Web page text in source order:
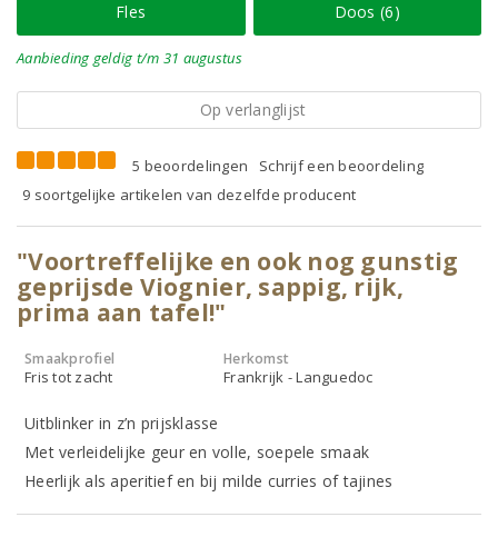
Fles Doos (6)
Aanbieding geldig t/m 31 augustus
Op verlanglijst
5 beoordelingen
Schrijf een beoordeling
9 soortgelijke artikelen van dezelfde producent
"Voortreffelijke en ook nog gunstig
geprijsde Viognier, sappig, rijk,
prima aan tafel!"
Smaakprofiel
Fris tot zacht
Herkomst
Frankrijk - Languedoc
Uitblinker in z’n prijsklasse
Met verleidelijke geur en volle, soepele smaak
Heerlijk als aperitief en bij milde curries of tajines